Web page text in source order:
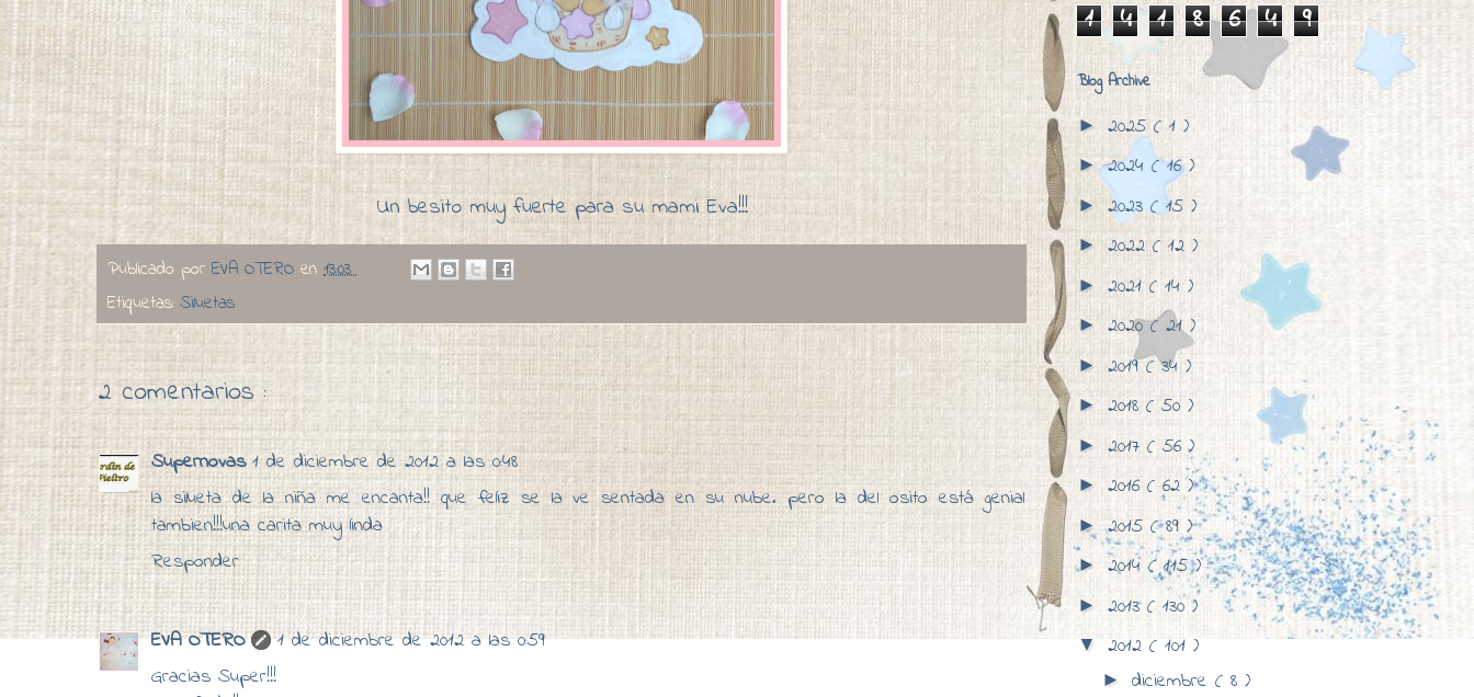
Un besito muy fuerte para su mami Eva!!!
Publicado por EVA OTERO en 13:03
Etiquetas: Siluetas
2 comentarios :
Supernovas 1 de diciembre de 2012 a las 0:48
la silueta de la niña me encanta!! que feliz se la ve sentada en su nube. pero la del osito está genial
tambien!!!una carita muy linda
Responder
EVA OTERO
1 de diciembre de 2012 a las 0:59
Gracias Super!!!
1 4 1 8 6 4 9
Blog Archive
► 2025 ( 1 )
►2024 ( 16 )
► 2023( 15 )
► 2022 ( 12 )
► 2021 ( 14 )
► 2020( 21 )
►2019( 34 )
► 2018 ( 50 )
► 2017 ( 56 )
► 2016 ( 62 )
►2015( 89 )
► 2014 ( 115 )
► 2013( 130 )
▼ 2012 ( 101 )
► diciembre ( 8 )